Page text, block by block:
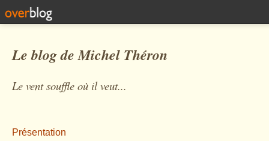
Le blog de Michel Théron
Le vent souffle où il veut...
Présentation